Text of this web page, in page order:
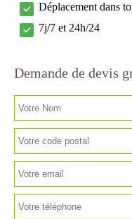
Déplacement dans
7j/7 et 24h/24
Demande de devis